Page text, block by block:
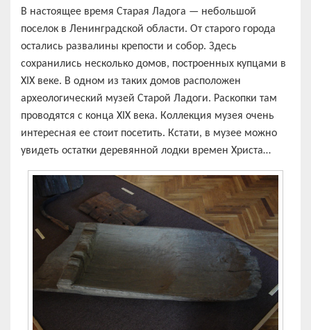
В настоящее время Старая Ладога — небольшой
поселок в Ленинградской области. От старого города
остались развалины крепости и собор. Здесь
сохранились несколько домов, построенных купцами в
XIX веке. В одном из таких домов расположен
археологический музей Старой Ладоги. Раскопки там
проводятся с конца XIX века. Коллекция музея очень
интересная ее стоит посетить. Кстати, в музее можно
увидеть остатки деревянной лодки времен Христа…